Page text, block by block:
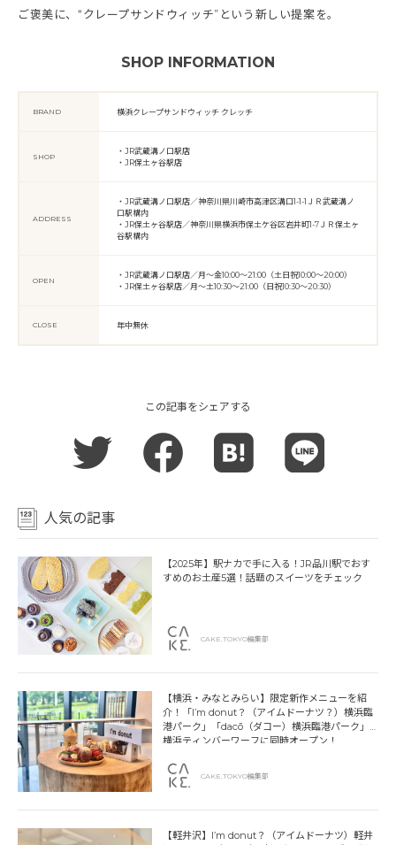
ご褒美に、“クレープサンドウィッチ”という新しい提案を。
SHOP INFORMATION
BRAND 横浜クレープサンドウィッチ クレッチ
SHOP
・JR武蔵溝ノ口駅店
・JR保土ヶ谷駅店
ADDRESS
・JR武蔵溝ノ口駅店／神奈川県川崎市高津区溝口1-1-1ＪＲ武蔵溝ノ
口駅構内
・JR保土ヶ谷駅店／神奈川県横浜市保土ケ谷区岩井町1-7ＪＲ保土ヶ
谷駅構内
OPEN
・JR武蔵溝ノ口駅店／月〜金10:00〜21:00（土日祝10:00〜20:00）
・JR保土ヶ谷駅店／月〜土10:30〜21:00（日祝10:30〜20:30）
CLOSE 年中無休
この記事をシェアする
人気の記事
【2025年】駅ナカで手に入る！JR品川駅でおす
すめのお土産5選！話題のスイーツをチェック
CAKE.TOKYO編集部
【横浜・みなとみらい】限定新作メニューを紹
介！「I’m donut？（アイムドーナツ？）横浜臨
港パーク」「dacō（ダコー）横浜臨港パーク」
横浜ティンバーワーフに同時オープン！
CAKE.TOKYO編集部
【軽井沢】I’m donut？（アイムドーナツ）軽井